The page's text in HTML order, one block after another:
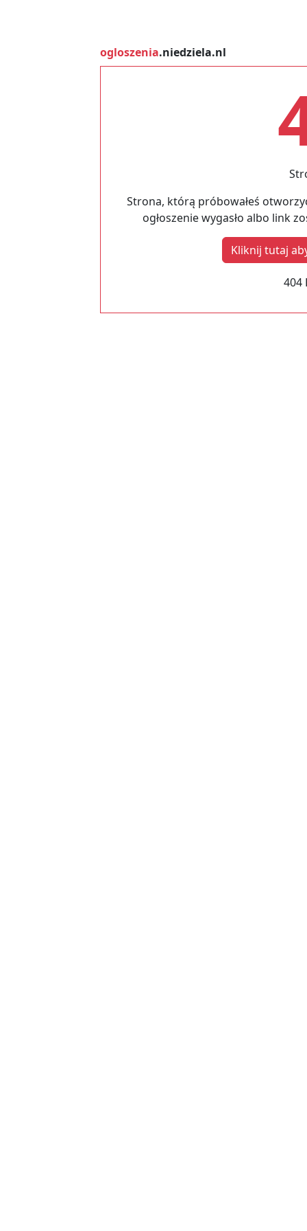
ogloszenia.niedziela.nl
Strona, którą próbowałeś
ogłoszenie wygasło albo link
Kliknij tutaj
404